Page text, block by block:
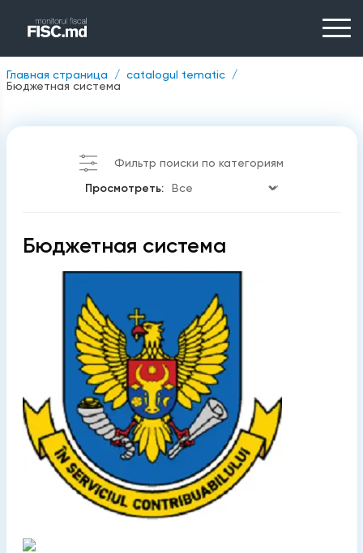
Главная страница
catalogul tematic
Бюджетная система
Фильтр поиски по категориям
Просмотреть:
Бюджетная система